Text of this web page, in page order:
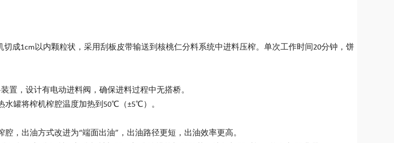
切成1cm以内颗粒状，采用刮板皮带输送到核桃仁分料系统中进料压榨。单次工作时间20分钟，饼
置，设计有电动进料阀，确保进料过程中无搭桥。
水罐将榨机榨腔温度加热到50℃（±5℃）。
，出油方式改进为“端面出油”，出油路径更短，出油效率更高。